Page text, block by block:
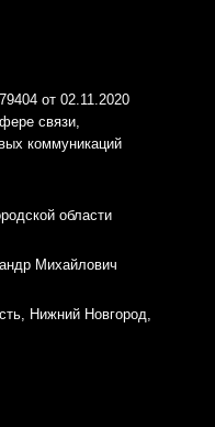
от 02.11.2020
связи,
коммуникаций
области
Михайлович
Нижний Новгород,